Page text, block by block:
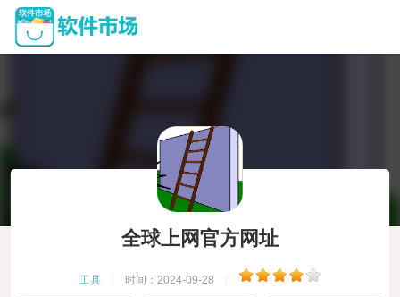
全球上网官方网址
工具 时间：2024-09-28